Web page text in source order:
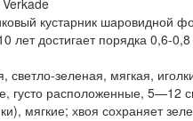
кустарник шаровидной
лет достигает порядка 0,6-
светло-зеленая, мягкая,
густо расположенные, 5—12
мягкие; хвоя сохраняет